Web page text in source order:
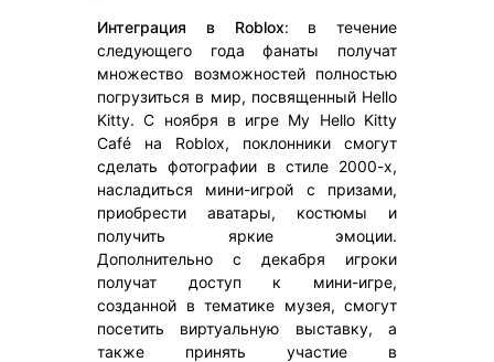
Интеграция в Roblox: в течение
следующего года фанаты получат
множество возможностей полностью
погрузиться в мир, посвященный Hello
Kitty. С ноября в игре My Hello Kitty
Café на Roblox, поклонники смогут
сделать фотографии в стиле 2000-х,
насладиться мини-игрой с призами,
приобрести аватары, костюмы и
получить яркие эмоции.
Дополнительно с декабря игроки
получат доступ к мини-игре,
созданной в тематике музея, смогут
посетить виртуальную выставку, а
также принять участие в